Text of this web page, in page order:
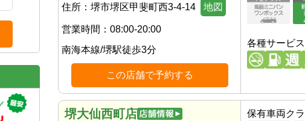
住所： 堺市堺区甲斐町西3-4-14 地図
営業時間： 08:00-20:00
南海本線/堺駅徒歩3分
この店舗で予約する
各種サービス
堺大仙西町店 保有車両ク